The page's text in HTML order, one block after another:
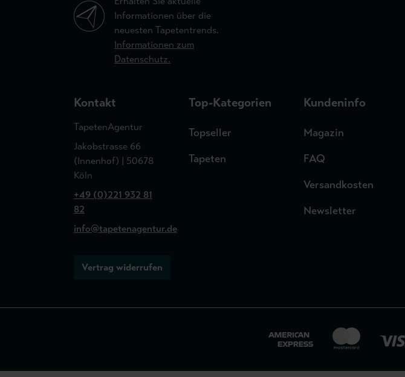
Informationen über die
neuesten Tapetentrends.
Informationen zum
Datenschutz.
Kontakt
TapetenAgentur
Jakobstrasse 66
(Innenhof) | 50678
Köln
+49 (0)221 932 81
82
info@tapetenagentur.de
Vertrag widerrufen
Top-Kategorien
Topseller
Tapeten
Kundeninfo
Magazin
FAQ
Versandkosten
Newsletter